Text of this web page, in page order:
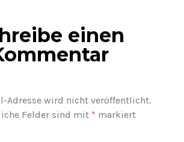
einen
Adresse wird nicht veröffentlicht.
Felder sind mit * markiert